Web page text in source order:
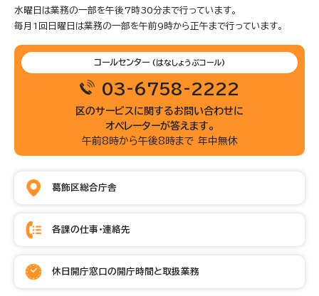
水曜日は業務の一部を午後7時30分まで行っています。
毎月1回日曜日は業務の一部を午前9時から正午まで行っています。
コールセンター (はなしょうぶコール)
03-6758-2222
区のサービスに関するお問い合わせに
オペレーターが答えます。
午前8時から午後8時まで 年中無休
葛飾区総合庁舎
各課の仕事・連絡先
休日開庁窓口の開庁時間と取扱業務